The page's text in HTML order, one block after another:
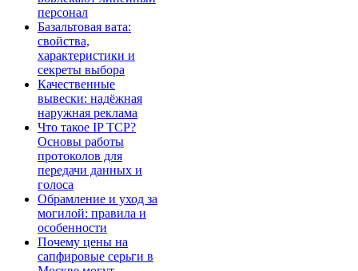
персонал
Базальтовая вата:
свойства,
характеристики и
секреты выбора
Качественные
вывески: надёжная
наружная реклама
Что такое IP TCP?
Основы работы
протоколов для
передачи данных и
голоса
Обрамление и уход за
могилой: правила и
особенности
Почему цены на
сапфировые серьги в